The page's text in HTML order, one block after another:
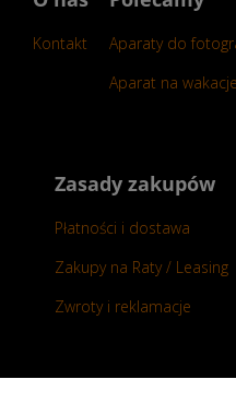
Kontakt
Aparaty do
Aparat na wakacje
Zasady zakupów
Płatności i dostawa
Zakupy na Raty / Leasing
Zwroty i reklamacje